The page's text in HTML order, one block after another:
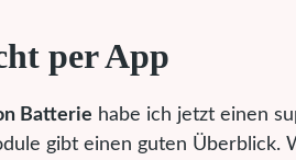
per App
Batterie habe ich jetzt einen
gibt einen guten Überblick.